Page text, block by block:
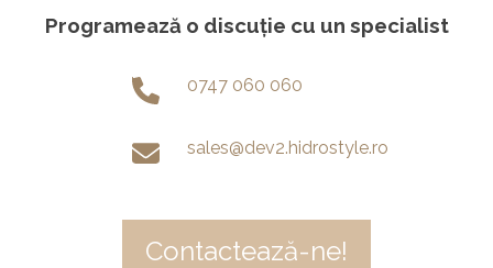
Programează o discuție cu un specialist
0747 060 060
sales@dev2.hidrostyle.ro
Contactează-ne!